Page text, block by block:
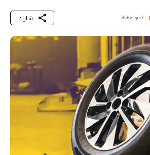
23 يوليو 2026 شارك